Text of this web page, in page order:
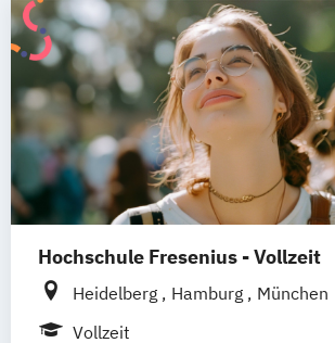
Hochschule Fresenius - Vollzeit
Heidelberg Hamburg
München
Düsseldorf
Vollzeit